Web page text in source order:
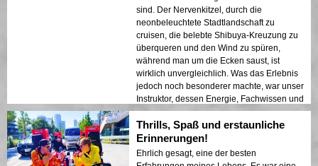
sind. Der Nervenkitzel, durch die
neonbeleuchtete Stadtlandschaft zu
cruisen, die belebte Shibuya-Kreuzung zu
überqueren und den Wind zu spüren,
während man um die Ecken saust, ist
wirklich unvergleichlich. Was das Erlebnis
jedoch noch besonderer machte, war unser
Instruktor, dessen Energie, Fachwissen und
Begeisterung das Abenteuer noch
unvergesslicher machten. Die klaren
Anweisungen und die freundliche Art des
Instruktors sorgten dafür, dass sich jeder
hinter dem Steuer sicher fühlte, und seine
Thrills, Spaß und erstaunliche
Erinnerungen!
Ehrlich gesagt, eine der besten